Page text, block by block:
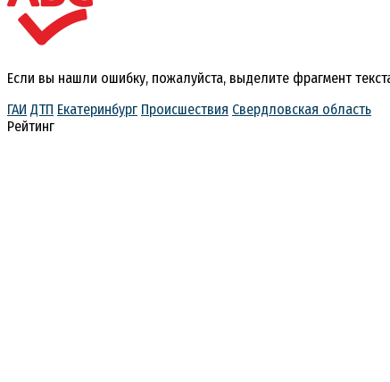
Если вы нашли ошибку, пожалуйста, выделите фрагмент
ГАИ ДТП Екатеринбург Происшествия Свердловская область
Рейтинг